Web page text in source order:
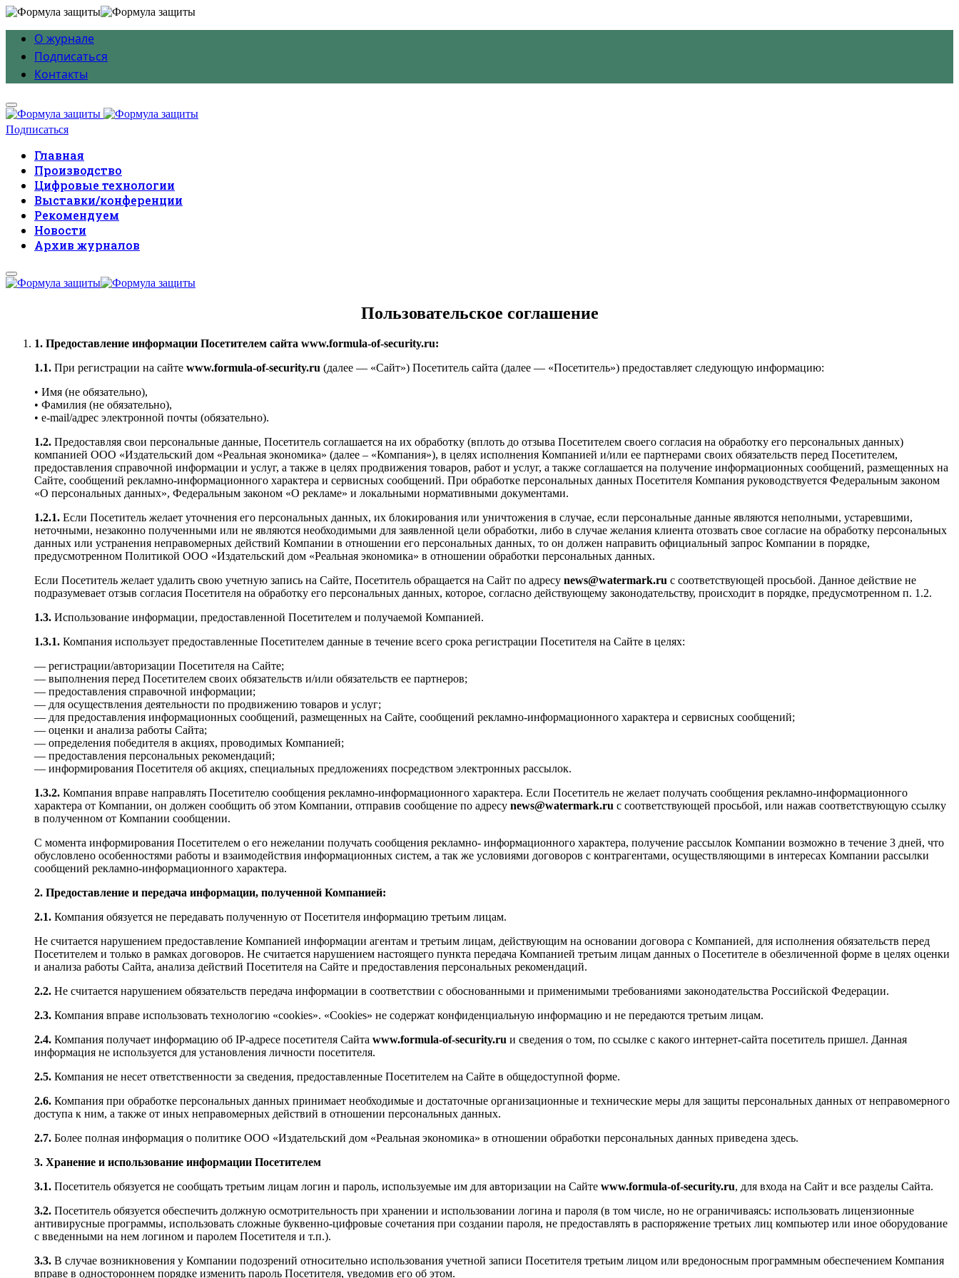
О журнале
Подписаться
Контакты
Подписаться
Главная
Производство
Цифровые технологии
Выставки/конференции
Рекомендуем
Новости
Архив журналов
Пользовательское соглашение
1. Предоставление информации Посетителем сайта www.formula-of-security.ru:
1.1. При регистрации на сайте www.formula-of-security.ru (далее — «Сайт») Посетитель сайта (далее — «Посетитель») предоставляет следующую информацию:
• Имя (не обязательно),
• Фамилия (не обязательно),
• e-mail/адрес электронной почты (обязательно).
1.2. Предоставляя свои персональные данные, Посетитель соглашается на их обработку (вплоть до отзыва Посетителем своего согласия на обработку его персональных данных)
компанией ООО «Издательский дом «Реальная экономика» (далее – «Компания»), в целях исполнения Компанией и/или ее партнерами своих обязательств перед Посетителем,
предоставления справочной информации и услуг, а также в целях продвижения товаров, работ и услуг, а также соглашается на получение информационных сообщений, размещенных на
Сайте, сообщений рекламно-информационного характера и сервисных сообщений. При обработке персональных данных Посетителя Компания руководствуется Федеральным законом
«О персональных данных», Федеральным законом «О рекламе» и локальными нормативными документами.
1.2.1. Если Посетитель желает уточнения его персональных данных, их блокирования или уничтожения в случае, если персональные данные являются неполными, устаревшими,
неточными, незаконно полученными или не являются необходимыми для заявленной цели обработки, либо в случае желания клиента отозвать свое согласие на обработку персональных
данных или устранения неправомерных действий Компании в отношении его персональных данных, то он должен направить официальный запрос Компании в порядке,
предусмотренном Политикой ООО «Издательский дом «Реальная экономика» в отношении обработки персональных данных.
Если Посетитель желает удалить свою учетную запись на Сайте, Посетитель обращается на Сайт по адресу news@watermark.ru с соответствующей просьбой. Данное действие не
подразумевает отзыв согласия Посетителя на обработку его персональных данных, которое, согласно действующему законодательству, происходит в порядке, предусмотренном п. 1.2.
1.3. Использование информации, предоставленной Посетителем и получаемой Компанией.
1.3.1. Компания использует предоставленные Посетителем данные в течение всего срока регистрации Посетителя на Сайте в целях:
— регистрации/авторизации Посетителя на Сайте;
— выполнения перед Посетителем своих обязательств и/или обязательств ее партнеров;
— предоставления справочной информации;
— для осуществления деятельности по продвижению товаров и услуг;
— для предоставления информационных сообщений, размещенных на Сайте, сообщений рекламно-информационного характера и сервисных сообщений;
— оценки и анализа работы Сайта;
— определения победителя в акциях, проводимых Компанией;
— предоставления персональных рекомендаций;
— информирования Посетителя об акциях, специальных предложениях посредством электронных рассылок.
1.3.2. Компания вправе направлять Посетителю сообщения рекламно-информационного характера. Если Посетитель не желает получать сообщения рекламно-информационного
характера от Компании, он должен сообщить об этом Компании, отправив сообщение по адресу news@watermark.ru с соответствующей просьбой, или нажав соответствующую ссылку
в полученном от Компании сообщении.
С момента информирования Посетителем о его нежелании получать сообщения рекламно- информационного характера, получение рассылок Компании возможно в течение 3 дней, что
обусловлено особенностями работы и взаимодействия информационных систем, а так же условиями договоров с контрагентами, осуществляющими в интересах Компании рассылки
сообщений рекламно-информационного характера.
2. Предоставление и передача информации, полученной Компанией:
2.1. Компания обязуется не передавать полученную от Посетителя информацию третьим лицам.
Не считается нарушением предоставление Компанией информации агентам и третьим лицам, действующим на основании договора с Компанией, для исполнения обязательств перед
Посетителем и только в рамках договоров. Не считается нарушением настоящего пункта передача Компанией третьим лицам данных о Посетителе в обезличенной форме в целях оценки
и анализа работы Сайта, анализа действий Посетителя на Сайте и предоставления персональных рекомендаций.
2.2. Не считается нарушением обязательств передача информации в соответствии с обоснованными и применимыми требованиями законодательства Российской Федерации.
2.3. Компания вправе использовать технологию «cookies». «Cookies» не содержат конфиденциальную информацию и не передаются третьим лицам.
2.4. Компания получает информацию об IP-адресе посетителя Сайта www.formula-of-security.ru и сведения о том, по ссылке с какого интернет-сайта посетитель пришел. Данная
информация не используется для установления личности посетителя.
2.5. Компания не несет ответственности за сведения, предоставленные Посетителем на Сайте в общедоступной форме.
2.6. Компания при обработке персональных данных принимает необходимые и достаточные организационные и технические меры для защиты персональных данных от неправомерного
доступа к ним, а также от иных неправомерных действий в отношении персональных данных.
2.7. Более полная информация о политике ООО «Издательский дом «Реальная экономика» в отношении обработки персональных данных приведена здесь.
3. Хранение и использование информации Посетителем
3.1. Посетитель обязуется не сообщать третьим лицам логин и пароль, используемые им для авторизации на Сайте www.formula-of-security.ru, для входа на Сайт и все разделы Сайта.
3.2. Посетитель обязуется обеспечить должную осмотрительность при хранении и использовании логина и пароля (в том числе, но не ограничиваясь: использовать лицензионные
антивирусные программы, использовать сложные буквенно-цифровые сочетания при создании пароля, не предоставлять в распоряжение третьих лиц компьютер или иное оборудование
с введенными на нем логином и паролем Посетителя и т.п.).
3.3. В случае возникновения у Компании подозрений относительно использования учетной записи Посетителя третьим лицом или вредоносным программным обеспечением Компания
вправе в одностороннем порядке изменить пароль Посетителя, уведомив его об этом.